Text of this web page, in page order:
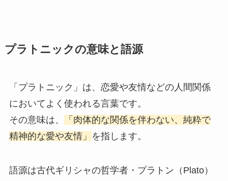
プラトニックの意味と語源
「プラトニック」は、恋愛や友情などの人間関係
においてよく使われる言葉です。
その意味は、
「肉体的な関係を伴わない、純粋で
精神的な愛や友情」 を指します。
語源は古代ギリシャの哲学者・プラトン（Plato）